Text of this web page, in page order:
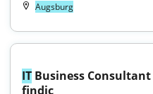
Augsburg
IT Business
findic